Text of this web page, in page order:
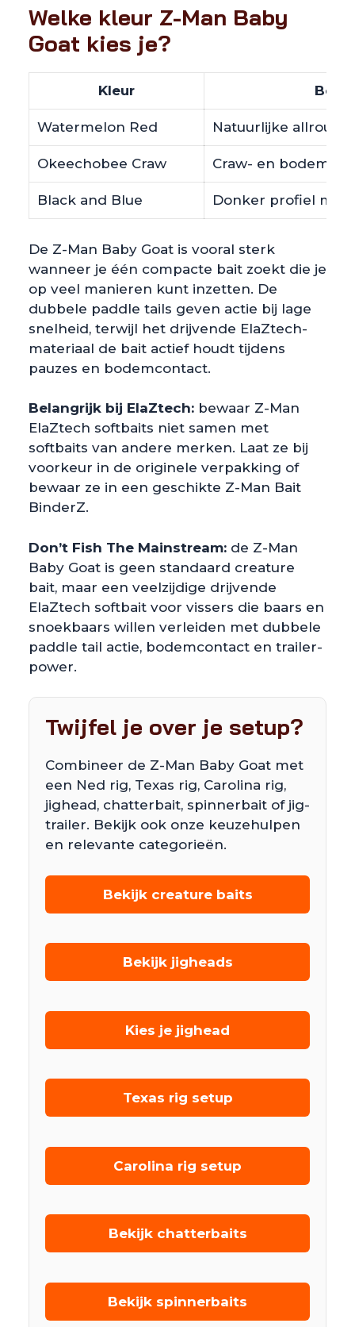
Welke kleur Z-Man Baby
Goat kies je?
Kleur
Watermelon Red Natuurlijke
Okeechobee Craw Craw- en
Black and Blue Donker profiel met
De Z-Man Baby Goat is vooral sterk
wanneer je één compacte bait zoekt die je
op veel manieren kunt inzetten. De
dubbele paddle tails geven actie bij lage
snelheid, terwijl het drijvende ElaZtech-
materiaal de bait actief houdt tijdens
pauzes en bodemcontact.
Belangrijk bij ElaZtech: bewaar Z-Man
ElaZtech softbaits niet samen met
softbaits van andere merken. Laat ze bij
voorkeur in de originele verpakking of
bewaar ze in een geschikte Z-Man Bait
BinderZ.
Don’t Fish The Mainstream: de Z-Man
Baby Goat is geen standaard creature
bait, maar een veelzijdige drijvende
ElaZtech softbait voor vissers die baars en
snoekbaars willen verleiden met dubbele
paddle tail actie, bodemcontact en trailer-
power.
Twijfel je over je setup?
Combineer de Z-Man Baby Goat met
een Ned rig, Texas rig, Carolina rig,
jighead, chatterbait, spinnerbait of jig-
trailer. Bekijk ook onze keuzehulpen
en relevante categorieën.
Bekijk creature baits
Bekijk jigheads
Kies je jighead
Texas rig setup
Carolina rig setup
Bekijk chatterbaits
Bekijk spinnerbaits